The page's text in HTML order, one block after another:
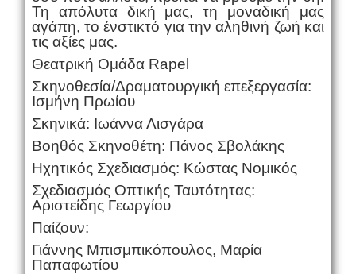
Τη απόλυτα δική μας, τη μοναδική μας
αγάπη, το ένστικτό για την αληθινή ζωή και
τις αξίες μας.
Θεατρική Ομάδα Rapel
Σκηνοθεσία/Δραματουργική επεξεργασία:
Ισμήνη Πρωίου
Σκηνικά: Ιωάννα Λισγάρα
Βοηθός Σκηνοθέτη: Πάνος Σβολάκης
Ηχητικός Σχεδιασμός: Κώστας Νομικός
Σχεδιασμός Οπτικής Ταυτότητας:
Αριστείδης Γεωργίου
Παίζουν:
Γιάννης Μπισμπικόπουλος, Μαρία
Παπαφωτίου